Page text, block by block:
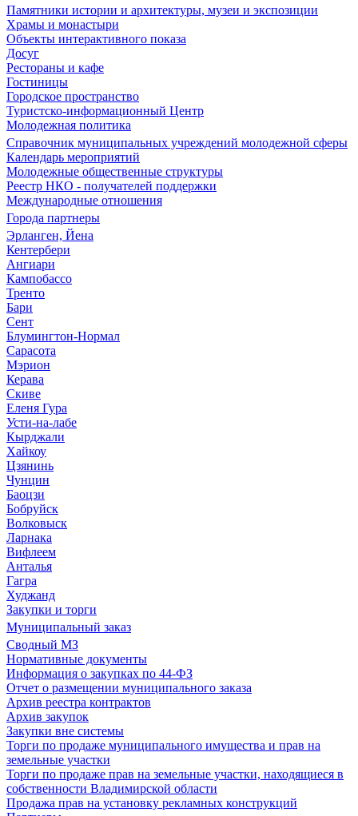
Памятники истории и архитектуры, музеи и экспозиции
Храмы и монастыри
Объекты интерактивного показа
Досуг
Рестораны и кафе
Гостиницы
Городское пространство
Туристско-информационный Центр
Молодежная политика
Справочник муниципальных учреждений молодежной сферы
Календарь мероприятий
Молодежные общественные структуры
Реестр НКО - получателей поддержки
Международные отношения
Города партнеры
Эрланген, Йена
Кентербери
Ангиари
Кампобассо
Тренто
Бари
Сент
Блумингтон-Нормал
Сарасота
Мэрион
Керава
Скиве
Еленя Гура
Усти-на-лабе
Кырджали
Хайкоу
Цзянинь
Чунцин
Баоцзи
Бобруйск
Волковыск
Ларнака
Вифлеем
Анталья
Гагра
Худжанд
Закупки и торги
Муниципальный заказ
Сводный МЗ
Нормативные документы
Информация о закупках по 44-ФЗ
Отчет о размещении муниципального заказа
Архив реестра контрактов
Архив закупок
Закупки вне системы
Торги по продаже муниципального имущества и прав на
земельные участки
Торги по продаже прав на земельные участки, находящиеся в
собственности Владимирской области
Продажа прав на установку рекламных конструкций